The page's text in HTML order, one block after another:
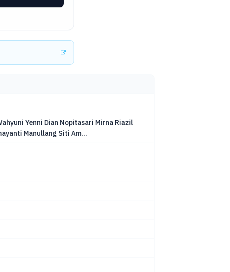
Yenni Dian Nopitasari Mirna Riazil
Manullang Siti Am...